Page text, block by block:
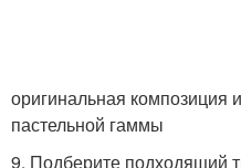
оригинальная композиция
пастельной гаммы
9. Подберите подходящий